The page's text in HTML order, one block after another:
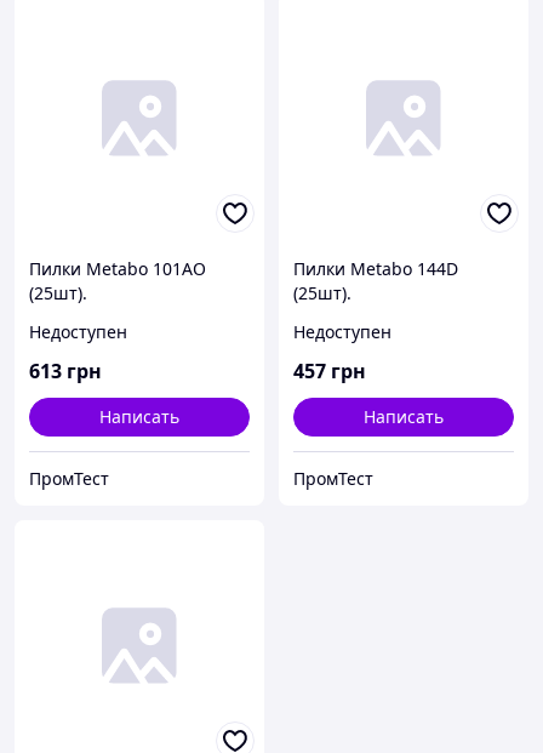
Пилки Metabo 101AO
(25шт).
Недоступен
613 грн
Написать
ПромТест
Пилки Metabo 144D
(25шт).
Недоступен
457 грн
Написать
ПромТест